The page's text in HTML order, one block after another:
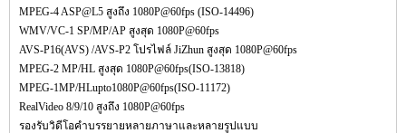
MPEG-4 ASP@L5 สูงถึง 1080P@60fps (ISO-14496)
WMV/VC-1 SP/MP/AP สูงสุด 1080P@60fps
AVS-P16(AVS) /AVS-P2 โปรไฟล์ JiZhun สูงสุด 1080P@60fps
MPEG-2 MP/HL สูงสุด 1080P@60fps(ISO-13818)
MPEG-1MP/HLupto1080P@60fps(ISO-11172)
RealVideo 8/9/10 สูงถึง 1080P@60fps
รองรับวิดีโอคำบรรยายหลายภาษาและหลายรูปแบบ